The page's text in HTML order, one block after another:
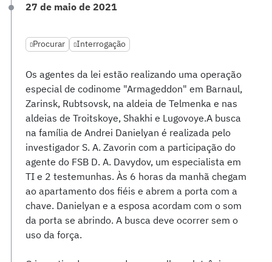
27 de maio de 2021
Procurar Interrogação
Os agentes da lei estão realizando uma operação
especial de codinome "Armageddon" em Barnaul,
Zarinsk, Rubtsovsk, na aldeia de Telmenka e nas
aldeias de Troitskoye, Shakhi e Lugovoye.A busca
na família de Andrei Danielyan é realizada pelo
investigador S. A. Zavorin com a participação do
agente do FSB D. A. Davydov, um especialista em
TI e 2 testemunhas. Às 6 horas da manhã chegam
ao apartamento dos fiéis e abrem a porta com a
chave. Danielyan e a esposa acordam com o som
da porta se abrindo. A busca deve ocorrer sem o
uso da força.